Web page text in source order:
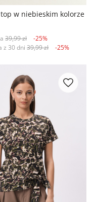
top w niebieskim kolorze
39,99 zł
-25%
z 30 dni 39,99 zł -25%